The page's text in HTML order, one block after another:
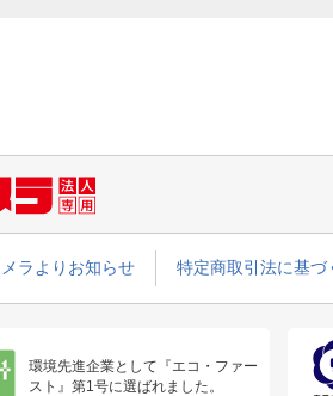
ラよりお知らせ 特定商取引法に基づ
環境先進企業として『エコ・ファー
スト』第1号に選ばれました。